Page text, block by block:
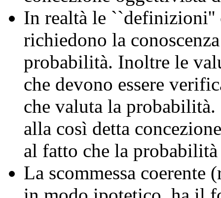
In realtà le ``definizioni''
richiedono la
probabilità. Inoltre le
che devono essere
che valuta la probabilità.
alla così detta
al fatto che la
La scommessa coerente